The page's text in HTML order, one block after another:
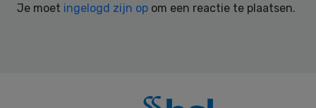
Je moet ingelogd zijn op om een reactie te plaatsen.